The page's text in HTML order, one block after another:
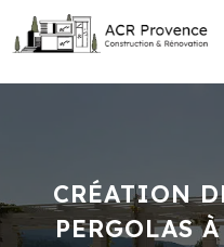
CRÉATION
PERGOLAS